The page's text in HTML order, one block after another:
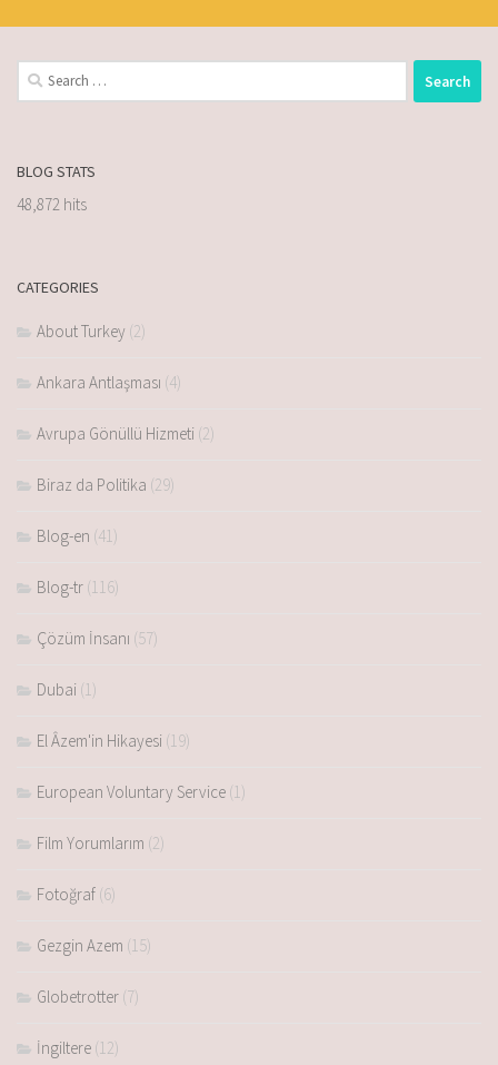
BLOG STATS
48,872 hits
CATEGORIES
About Turkey (2)
Ankara Antlaşması (4)
Avrupa Gönüllü Hizmeti (2)
Biraz da Politika (29)
Blog-en (41)
Blog-tr (116)
Çözüm İnsanı (57)
Dubai (1)
El Âzem'in Hikayesi (19)
European Voluntary Service (1)
Film Yorumlarım (2)
Fotoğraf (6)
Gezgin Azem (15)
Globetrotter (7)
İngiltere (12)